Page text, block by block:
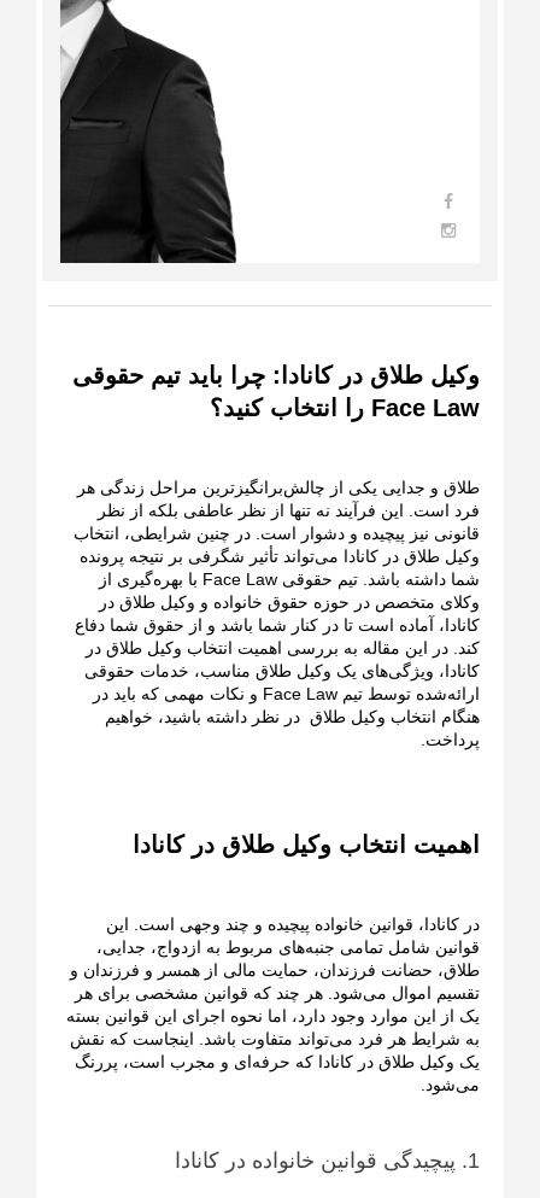
وکیل طلاق در کانادا: چرا باید تیم حقوقی
Face Law را انتخاب کنید؟
طلاق و جدایی یکی از چالش‌برانگیزترین مراحل زندگی هر
فرد است. این فرآیند نه تنها از نظر عاطفی بلکه از نظر
قانونی نیز پیچیده و دشوار است. در چنین شرایطی، انتخاب
وکیل طلاق در کانادا می‌تواند تأثیر شگرفی بر نتیجه پرونده
شما داشته باشد. تیم حقوقی Face Law با بهره‌گیری از
وکلای متخصص در حوزه حقوق خانواده و وکیل طلاق در
کانادا، آماده است تا در کنار شما باشد و از حقوق شما دفاع
کند. در این مقاله به بررسی اهمیت انتخاب وکیل طلاق در
کانادا، ویژگی‌های یک وکیل طلاق مناسب، خدمات حقوقی
ارائه‌شده توسط تیم Face Law و نکات مهمی که باید در
هنگام انتخاب وکیل طلاق در نظر داشته باشید، خواهیم
پرداخت.
اهمیت انتخاب وکیل طلاق در کانادا
در کانادا، قوانین خانواده پیچیده و چند وجهی است. این
قوانین شامل تمامی جنبه‌های مربوط به ازدواج، جدایی،
طلاق، حضانت فرزندان، حمایت مالی از همسر و فرزندان و
تقسیم اموال می‌شود. هر چند که قوانین مشخصی برای هر
یک از این موارد وجود دارد، اما نحوه اجرای این قوانین بسته
به شرایط هر فرد می‌تواند متفاوت باشد. اینجاست که نقش
یک وکیل طلاق در کانادا که حرفه‌ای و مجرب است، پررنگ
می‌شود.
1. پیچیدگی قوانین خانواده در کانادا